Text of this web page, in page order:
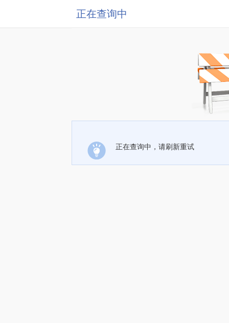
正在查询中
正在查询中，请刷新重试